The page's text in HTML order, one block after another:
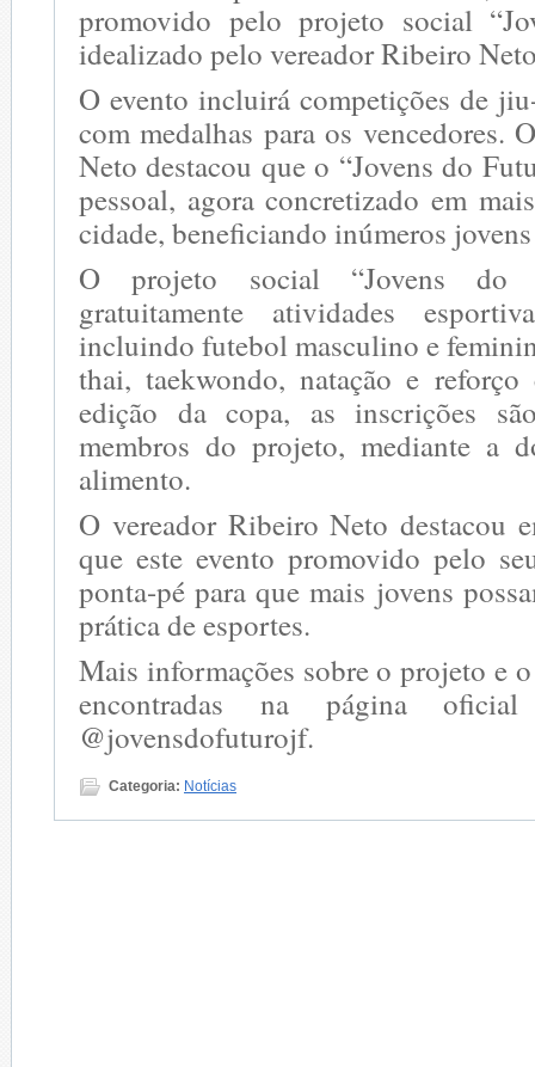
promovido pelo projeto social
idealizado pelo vereador Ribeiro
O evento incluirá competições de
com medalhas para os vencedores.
Neto destacou que o “Jovens do
pessoal, agora concretizado em
cidade, beneficiando inúmeros
O projeto social “Jovens do
gratuitamente atividades
incluindo futebol masculino e
thai, taekwondo, natação e reforço
edição da copa, as inscrições
membros do projeto, mediante a
alimento.
O vereador Ribeiro Neto destacou
que este evento promovido pelo
ponta-pé para que mais jovens
prática de esportes.
Mais informações sobre o projeto e
encontradas na página
@jovensdofuturojf.
Categoria: Notícias